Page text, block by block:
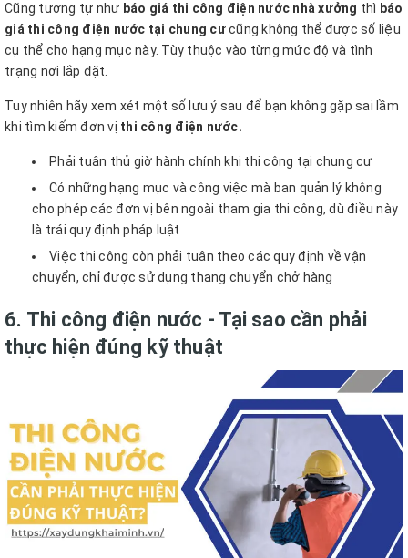
Cũng tương tự như báo giá thi công điện nước nhà xưởng thì báo
giá thi công điện nước tại chung cưcũng không thể được số liệu
cụ thể cho hạng mục này. Tùy thuộc vào từng mức độ và tình
trạng nơi lắp đặt.
Tuy nhiên hãy xem xét một số lưu ý sau để bạn không gặp sai lầm
khi tìm kiếm đơn vị thi công điện nước.
Phải tuân thủ giờ hành chính khi thi công tại chung cư
Có những hạng mục và công việc mà ban quản lý không
cho phép các đơn vị bên ngoài tham gia thi công, dù điều này
là trái quy định pháp luật
Việc thi công còn phải tuân theo các quy định về vận
chuyển, chỉ được sử dụng thang chuyển chở hàng
6. Thi công điện nước - Tại sao cần phải
thực hiện đúng kỹ thuật